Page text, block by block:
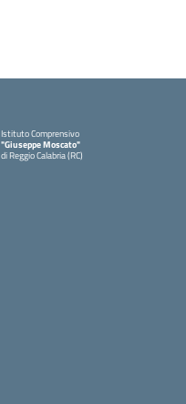
Istituto Comprensivo
"Giuseppe Moscato"
di Reggio Calabria (RC)
— Visita la pagina iniziale della scuola